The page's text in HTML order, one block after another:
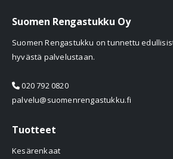
Suomen Rengastukku Oy
Suomen Rengastukku on tunnettu
hyvästä palvelustaan.
020 792 0820
palvelu@suomenrengastukku.fi
Tuotteet
Kesärenkaat